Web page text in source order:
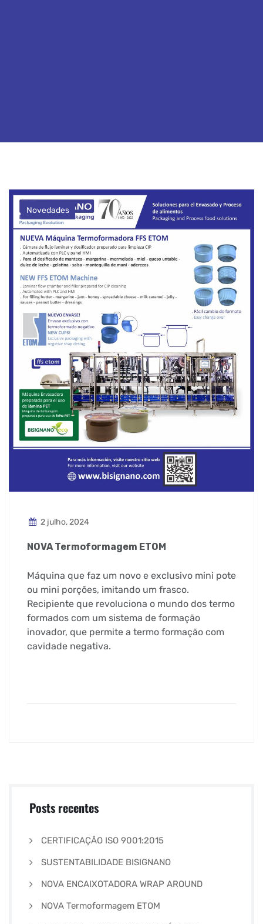
Novedades
2 julho, 2024
NOVA Termoformagem ETOM
Máquina que faz um novo e exclusivo mini pote
ou mini porções, imitando um frasco.
Recipiente que revoluciona o mundo dos termo
formados com um sistema de formação
inovador, que permite a termo formação com
cavidade negativa.
Posts recentes
CERTIFICAÇÃO ISO 9001:2015
SUSTENTABILIDADE BISIGNANO
NOVA ENCAIXOTADORA WRAP AROUND
NOVA Termoformagem ETOM